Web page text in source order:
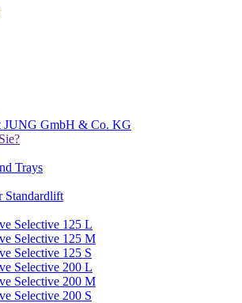
JUNG GmbH & Co. KG
Trays
Standardlift
Selective 125 L
Selective 125 M
Selective 125 S
Selective 200 L
Selective 200 M
Selective 200 S